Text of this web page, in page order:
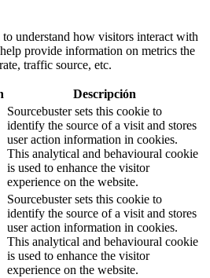
understand how visitors interact with
provide information on metrics the
traffic source, etc.
Descripción
Sourcebuster sets this cookie to
identify the source of a visit and stores
user action information in cookies.
This analytical and behavioural cookie
is used to enhance the visitor
experience on the website.
Sourcebuster sets this cookie to
identify the source of a visit and stores
user action information in cookies.
This analytical and behavioural cookie
is used to enhance the visitor
experience on the website.